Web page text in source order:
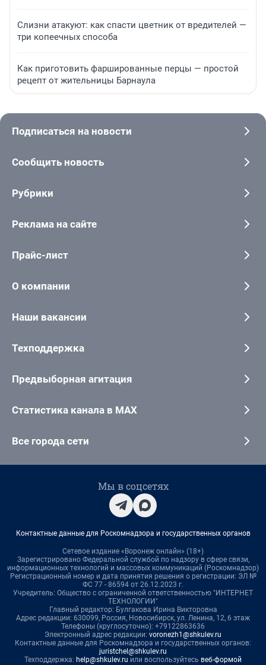
Слизни атакуют: как спасти цветник от вредителей —
три копеечных способа
Как приготовить фаршированные перцы — простой
рецепт от жительницы Барнаула
Подписаться на новости
Сообщить новость
Рубрики
Реклама на сайте
Прайс-лист
О компании
Наши вакансии
Техподдержка
Предвыборная агитация
Статистика канала в MAX
Все города сети
Мы в соцсетях
Контактные данные для Роскомнадзора и государственных органов
Сетевое издание «Воронеж онлайн» (18+)
Зарегистрировано Федеральной службой по надзору в сфере связи,
информационных технологий и массовых коммуникаций (Роскомнадзор)
Регистрационный номер и дата принятия решения о регистрации: ЭЛ №
ФС 77 - 86594 от 26.12.2023 г.
Учредитель: Общество с ограниченной ответственностью "ИНТЕРНЕТ
ТЕХНОЛОГИИ"
Главный редактор: Булгакова Ирина Викторовна
Адрес редакции: 630099, Россия, Новосибирск, ул. Ленина, 12, 6 этаж
Телефоны (круглосуточно): +79122863636
Электронный адрес редакции: voronezh1@shkulev.ru
Контактные данные для Роскомнадзора и государственных органов:
juristchel@shkulev.ru
Техподдержка: help@shkulev.ru или воспользуйтесь веб-формой